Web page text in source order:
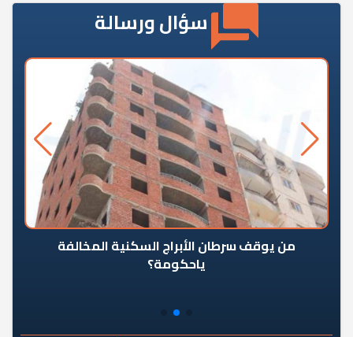
سؤال ورسالة
من يوقف سرطان الأبراج السكنية المخالفة
ياحكومة؟